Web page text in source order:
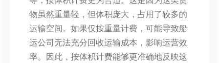
物虽然重量轻，但体积庞大，占用了较多的
运输空间。如果仅按重量计费，可能导致船
运公司无法充分回收运输成本，影响运营效
率。因此，按体积计费能够更准确地反映这